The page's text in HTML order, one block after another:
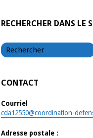
RECHERCHER DANS LE
CONTACT
Courriel
cda12550@coordination-
Adresse postale :